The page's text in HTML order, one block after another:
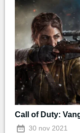
Call of Duty:
30 nov 2021